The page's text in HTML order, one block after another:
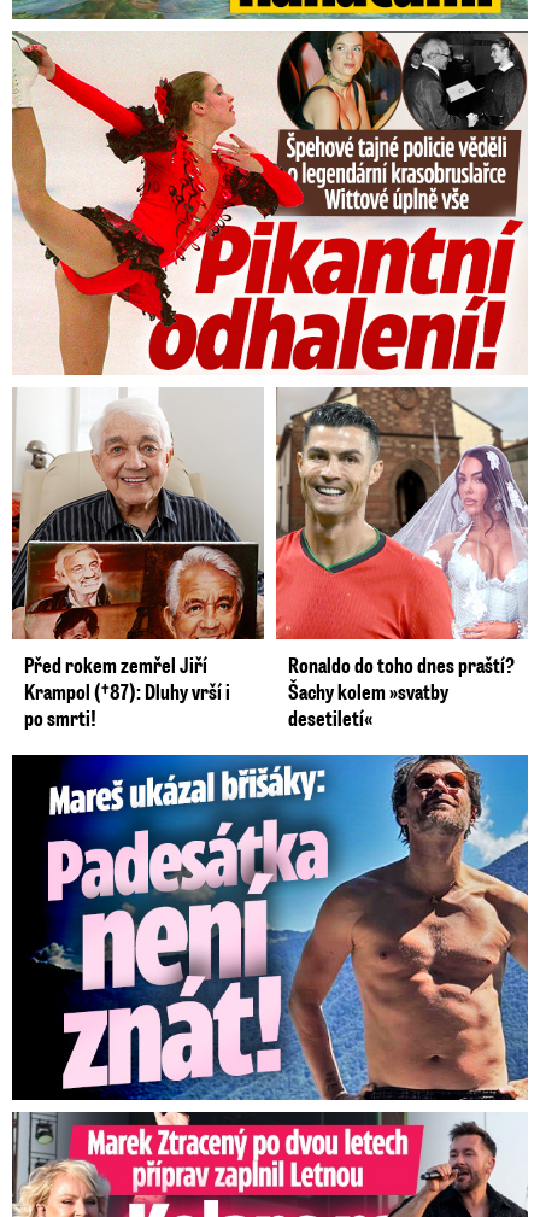
Tajná policie špehovala krasobruslařku Wittovou: Pikantní ...
Před rokem zemřel Jiří
Krampol (†87): Dluhy vrší i
po smrti!
Ronaldo do toho dnes praští?
Šachy kolem »svatby
desetiletí«
Mareš v dokonalé formě ukázal břišáky: Padesátka není znát
Marek Ztracený na Letné: Pártlová stopla koncert